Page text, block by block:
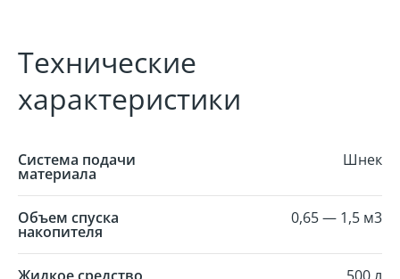
Технические
характеристики
Система подачи
материала
Шнек
Объем спуска
накопителя
0,65 — 1,5 м3